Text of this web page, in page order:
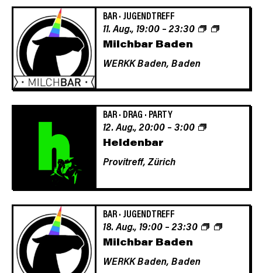
und
BAR· JUGENDTREFF
Milchbar Baden
11. Aug., 19:00–23:30
WERKK Baden, Baden
BAR· DRAG · PARTY
Heldenbar
12. Aug., 20:00– 3:00
Provitreff, Zürich
BAR· JUGENDTREFF
Milchbar Baden
18. Aug., 19:00–23:30
WERKK Baden, Baden